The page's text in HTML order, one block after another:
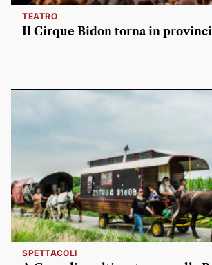
TEATRO
Il Cirque Bidon torna in
SPETTACOLI